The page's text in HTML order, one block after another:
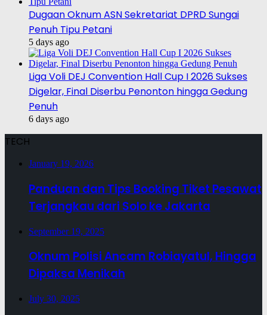
Dugaan Oknum ASN Sekretariat DPRD Sungai
Penuh Tipu Petani
5 days ago
Liga Voli DEJ Convention Hall Cup I 2026 Sukses
Digelar, Final Diserbu Penonton hingga Gedung
Penuh
6 days ago
TECH
January 19, 2026
Panduan dan Tips Booking Tiket Pesawat
Terjangkau dari Solo ke Jakarta
September 19, 2025
Oknum Polisi Ancam Robiayatul, Hingga
Dipaksa Menikah
July 30, 2025